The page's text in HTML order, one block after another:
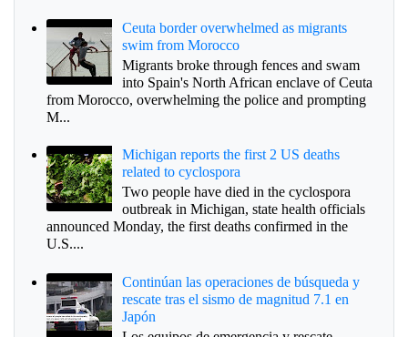
Ceuta border overwhelmed as migrants
swim from Morocco
Migrants broke through fences and swam
into Spain's North African enclave of Ceuta
from Morocco, overwhelming the police and prompting
M...
Michigan reports the first 2 US deaths
related to cyclospora
Two people have died in the cyclospora
outbreak in Michigan, state health officials
announced Monday, the first deaths confirmed in the
U.S....
Continúan las operaciones de búsqueda y
rescate tras el sismo de magnitud 7.1 en
Japón